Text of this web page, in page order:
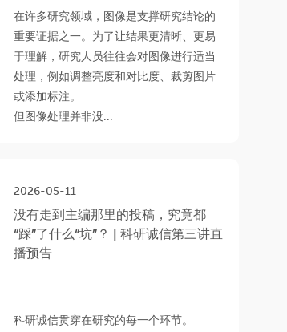
在许多研究领域，图像是支撑研究结论的
重要证据之一。为了让结果更清晰、更易
于理解，研究人员往往会对图像进行适当
处理，例如调整亮度和对比度、裁剪图片
或添加标注。
但图像处理并非没...
2026-05-11
没有走到主编那里的投稿，究竟都
“踩”了什么“坑”？ | 科研诚信第三讲直
播预告
科研诚信贯穿在研究的每一个环节。